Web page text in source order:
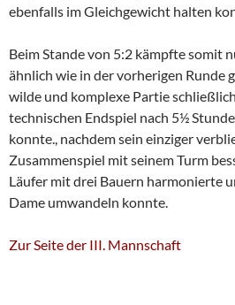
ebenfalls im Gleichgewicht halten
Beim Stande von 5:2 kämpfte somit
ähnlich wie in der vorherigen Runde
wilde und komplexe Partie
technischen Endspiel nach 5½
konnte., nachdem sein einziger
Zusammenspiel mit seinem Turm
Läufer mit drei Bauern harmonierte
Dame umwandeln konnte.
Zur Seite der III. Mannschaft